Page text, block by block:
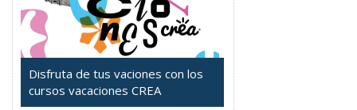
Disfruta de tus vaciones con los
cursos vacaciones CREA